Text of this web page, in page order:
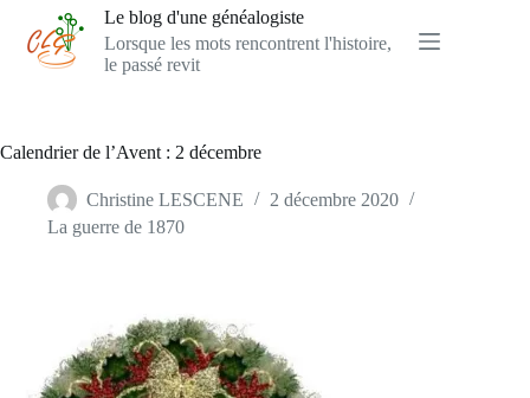
contenu
Le blog d'une généalogiste
Lorsque les mots rencontrent l'histoire,
le passé revit
Calendrier de l’Avent : 2 décembre
Christine LESCENE
2 décembre 2020
La guerre de 1870